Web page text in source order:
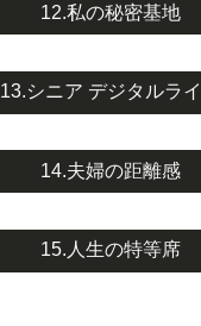
12.私の秘密基地
13.シニア デジタルラ
14.夫婦の距離感
15.人生の特等席